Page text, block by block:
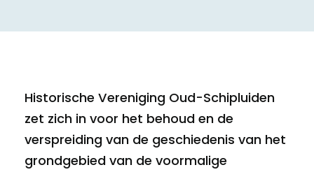
Historische Vereniging Oud-Schipluiden
zet zich in voor het behoud en de
verspreiding van de geschiedenis van het
grondgebied van de voormalige